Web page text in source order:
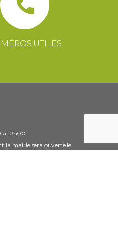
UTILES
12h00
la mairie sera ouverte le